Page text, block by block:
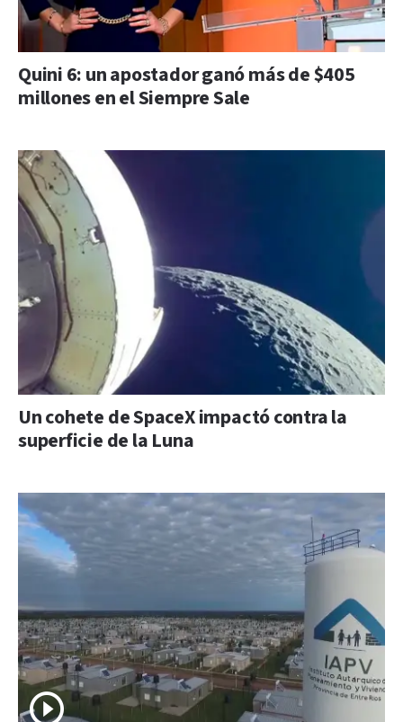
Quini 6: un apostador ganó más de $405
millones en el Siempre Sale
Un cohete de SpaceX impactó contra la
superficie de la Luna